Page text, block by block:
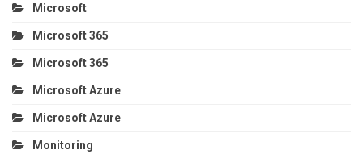
Microsoft
Microsoft 365
Microsoft 365
Microsoft Azure
Microsoft Azure
Monitoring